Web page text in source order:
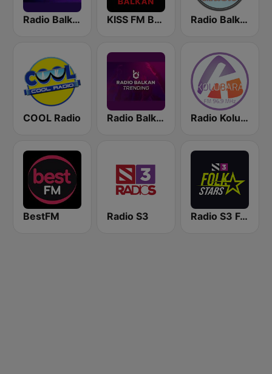
Radio Balkan Narodni KISS FM BALKAN Radio Balkan Music
COOL Radio Radio Balkan Trending Radio Kolubara
BestFM Radio S3 Radio S3 Folk Stars